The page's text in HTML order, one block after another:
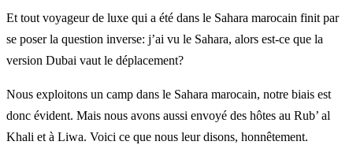
Et tout voyageur de luxe qui a été dans le Sahara marocain finit par
se poser la question inverse: j’ai vu le Sahara, alors est-ce que la
version Dubai vaut le déplacement?
Nous exploitons un camp dans le Sahara marocain, notre biais est
donc évident. Mais nous avons aussi envoyé des hôtes au Rub’ al
Khali et à Liwa. Voici ce que nous leur disons, honnêtement.